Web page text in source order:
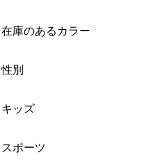
絞り込み
在庫のあるカラー
絞り込み
性別
絞り込み
キッズ
絞り込み
スポーツ